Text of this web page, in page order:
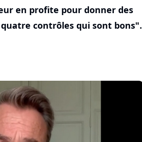
en profite pour donner des
contrôles qui sont bons".